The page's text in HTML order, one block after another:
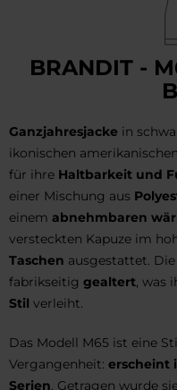
BRANDIT -
Ganzjahresjacke in
ikonischen
für ihre Haltbarkeit und
einer Mischung aus
einem abnehmbaren
versteckten Kapuze im
Taschen ausgestattet.
fabrikseitig gealtert, was
Stil verleiht.
Das Modell M65 ist eine
Vergangenheit: erscheint
Serien. Getragen wurde